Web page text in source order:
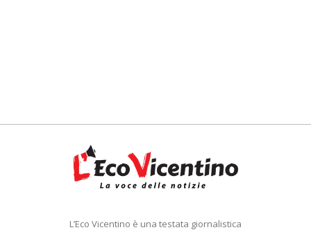
L’Eco Vicentino è una testata giornalistica